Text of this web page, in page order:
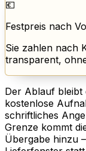
💶
Festpreis nach
Sie zahlen nach
transparent,
Der Ablauf bleibt
kostenlose
schriftliches
Grenze kommt
Übergabe hinzu